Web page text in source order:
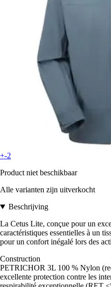
+-2
Product niet beschikbaar
Alle varianten zijn uitverkocht
Beschrijving
La Cetus Lite, conçue pour un
caractéristiques essentielles à un
pour un confort inégalé lors des
Construction
PETRICHOR 3L 100 % Nylon
excellente protection contre les